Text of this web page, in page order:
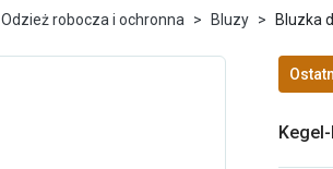
Odzież robocza i ochronna Bluzy Bluzka